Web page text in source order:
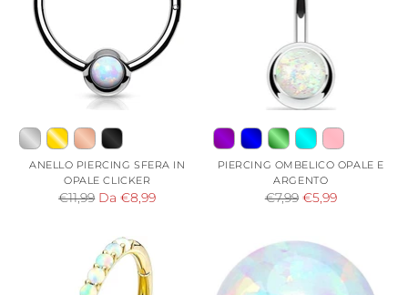
ANELLO PIERCING SFERA IN
OPALE CLICKER
Prezzo
€11,99 Da €8,99
PIERCING OMBELICO OPALE E
ARGENTO
Prezzo
€7,99 €5,99